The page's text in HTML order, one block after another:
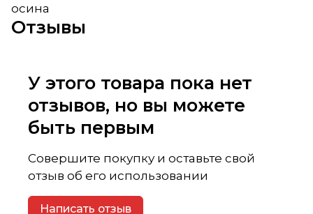
осина
Отзывы
У этого товара пока нет
отзывов, но вы можете
быть первым
Совершите покупку и оставьте свой
отзыв об его использовании
Написать отзыв